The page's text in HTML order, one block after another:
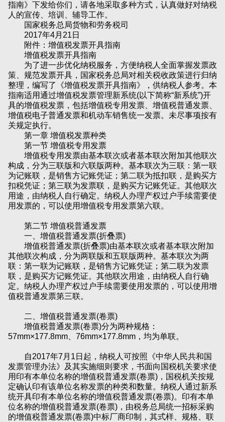
指南》下发给你们，请各地采取多种方式，认真做好对纳税
人的宣传、培训、辅导工作。
国家税务总局货物和劳务税司
2017年4月21日
附件：增值税发票开具指南
增值税发票开具指南
为了进一步优化纳税服务，方便纳税人全面掌握发票政
策、规范发票开具，国家税务总局对相关税收政策进行归纳
整理，编写了《增值税发票开具指南》，供纳税人参考。本
指南适用通过增值税发票管理新系统(以下简称“新系统”)开
具的增值税发票，包括增值税专用发票、增值税普通发票、
增值税电子普通发票和机动车销售统一发票。未尽事项按有
关规定执行。
第一章 增值税发票种类
第一节 增值税专用发票
增值税专用发票由基本联次或者基本联次附加其他联次
构成，分为三联版和六联版两种。基本联次为三联：第一联
为记账联，是销售方记账凭证；第二联为抵扣联，是购买方
扣税凭证；第三联为发票联，是购买方记账凭证。其他联次
用途，由纳税人自行确定。纳税人办理产权过户手续需要使
用发票的，可以使用增值税专用发票第六联。
第二节 增值税普通发票
一、增值税普通发票(折叠票)
增值税普通发票(折叠票)由基本联次或者基本联次附加
其他联次构成，分为两联版和五联版两种。基本联次为两
联：第一联为记账联，是销售方记账凭证；第二联为发票
联，是购买方记账凭证。其他联次用途，由纳税人自行确
定。纳税人办理产权过户手续需要使用发票的，可以使用增
值税普通发票第三联。
二、增值税普通发票(卷票)
增值税普通发票(卷票)分为两种规格：
57mm×177.8mm、76mm×177.8mm，均为单联。
自2017年7月1日起，纳税人可按照《中华人民共和国
发票管理办法》及其实施细则要求，书面向国税机关要求使
用印有本单位名称的增值税普通发票(卷票)，国税机关按规
定确认印有该单位名称发票的种类和数量。纳税人通过新系
统开具印有本单位名称的增值税普通发票(卷票)。印有本单
位名称的增值税普通发票(卷票)，由税务总局统一招标采购
的增值税普通发票(卷票)中标厂商印制，其式样、规格、联